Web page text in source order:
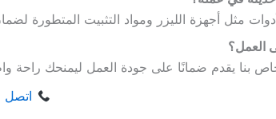
مثل أجهزة الليزر ومواد التثبيت المتطورة
العمل؟
بنا يقدم ضمانًا على جودة العمل ليمنحك راحة
اتصل الآن: